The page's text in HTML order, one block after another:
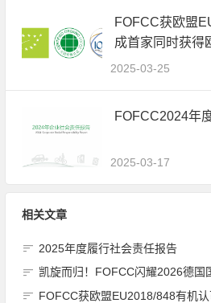
FOFCC获欧盟
成首家同时获得
认可的中国内资
2025-03-25
FOFCC2024年
2025-03-17
相关文章
2025年度履行社会责任报告
凯旋而归！FOFCC闪耀2026德国国际有机展
FOFCC获欧盟EU2018/848有机认可，成首家同时获得欧盟